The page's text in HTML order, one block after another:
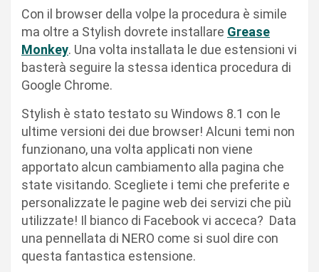
Con il browser della volpe la procedura è simile
ma oltre a Stylish dovrete installare Grease
Monkey. Una volta installata le due estensioni vi
basterà seguire la stessa identica procedura di
Google Chrome.
Stylish è stato testato su Windows 8.1 con le
ultime versioni dei due browser! Alcuni temi non
funzionano, una volta applicati non viene
apportato alcun cambiamento alla pagina che
state visitando. Scegliete i temi che preferite e
personalizzate le pagine web dei servizi che più
utilizzate! Il bianco di Facebook vi acceca? Data
una pennellata di NERO come si suol dire con
questa fantastica estensione.